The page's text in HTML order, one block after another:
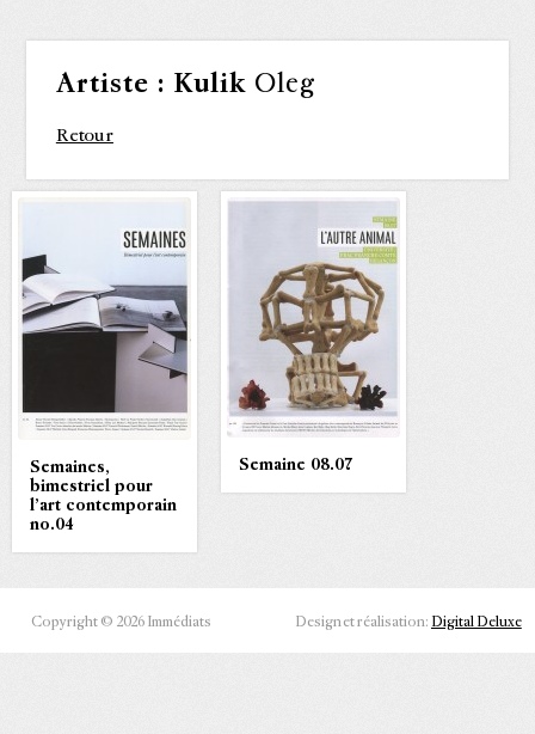
Artiste : KulikOleg
Retour
Semaines,
bimestriel pour
l’art contemporain
no.04
Semaine 08.07
Copyright © 2026 Immédiats Design et réalisation: Digital Deluxe